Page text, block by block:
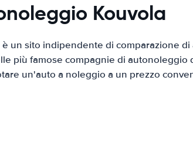
Kouvola
un sito indipendente di comparazione
più famose compagnie di autonoleggio
un'auto a noleggio a un prezzo